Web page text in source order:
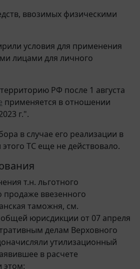
ввозимых физическими
условия для применения
лицами для личного
РФ после 1 августа
применяется в отношении
г.".
в случае его реализации в
ТС еще не действовало.
т.н. льготного
продаже ввезенного
таможня, см.
юрисдикции от 07 апреля
делам Верховного
утилизационный
в расчете
этом: